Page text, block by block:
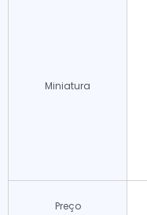
Miniatura
Preço